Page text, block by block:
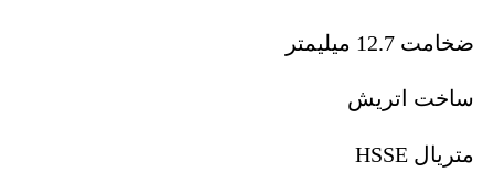
ضخامت 12.7 میلیمتر
ساخت اتریش
متریال HSSE